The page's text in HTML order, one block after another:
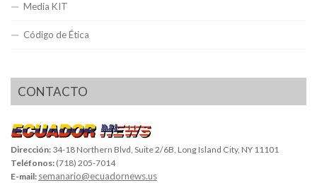
Media KIT
Código de Ética
CONTACTO
Dirección: 34-18 Northern Blvd, Suite 2/6B, Long Island City, NY 11101
Teléfonos: (718) 205-7014
E-mail: semanario@ecuadornews.us